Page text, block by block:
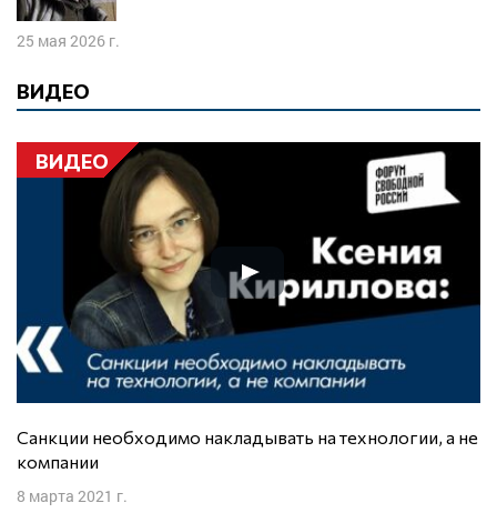
25 мая 2026 г.
ВИДЕО
ВИДЕО
Санкции необходимо накладывать на технологии, а не
компании
8 марта 2021 г.